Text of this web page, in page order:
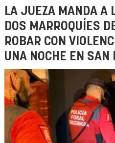
LA JUEZA MANDA A
DOS MARROQUÍES
ROBAR CON
UNA NOCHE EN SAN